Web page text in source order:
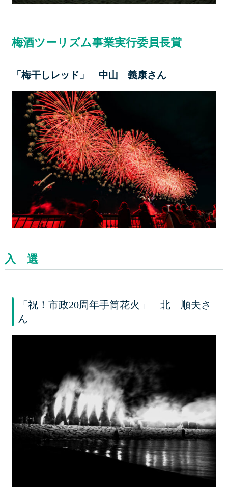
梅酒ツーリズム事業実行委員長賞
「梅干しレッド」 中山 義康さん
入 選
「祝！市政20周年手筒花火」 北 順夫さ
ん